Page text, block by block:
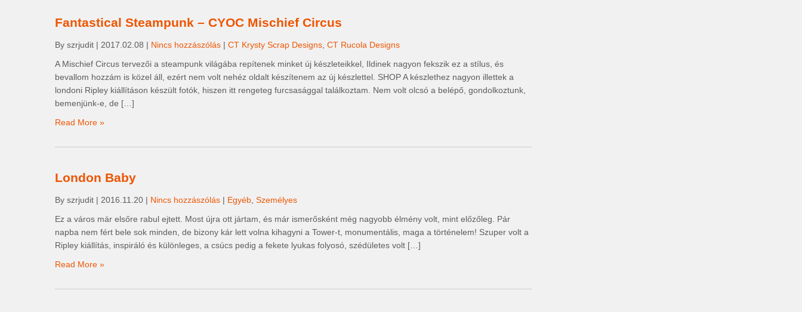
Fantastical Steampunk – CYOC Mischief Circus
By szrjudit | 2017.02.08 | Nincs hozzászólás | CT Krysty Scrap Designs, CT Rucola Designs
A Mischief Circus tervezői a steampunk világába repítenek minket új készleteikkel, Ildinek nagyon fekszik ez a stílus, és
bevallom hozzám is közel áll, ezért nem volt nehéz oldalt készítenem az új készlettel. SHOP A készlethez nagyon illettek a
londoni Ripley kiállításon készült fotók, hiszen itt rengeteg furcsasággal találkoztam. Nem volt olcsó a belépő, gondolkoztunk,
bemenjünk-e, de […]
Read More »
London Baby
By szrjudit | 2016.11.20 | Nincs hozzászólás | Egyéb, Személyes
Ez a város már elsőre rabul ejtett. Most újra ott jártam, és már ismerősként még nagyobb élmény volt, mint előzőleg. Pár
napba nem fért bele sok minden, de bizony kár lett volna kihagyni a Tower-t, monumentális, maga a történelem! Szuper volt a
Ripley kiállítás, inspiráló és különleges, a csúcs pedig a fekete lyukas folyosó, szédületes volt […]
Read More »